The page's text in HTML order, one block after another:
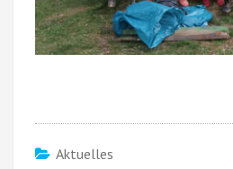
Aktuelles